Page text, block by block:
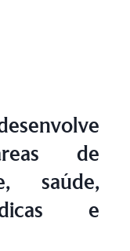
de
saúde,
e